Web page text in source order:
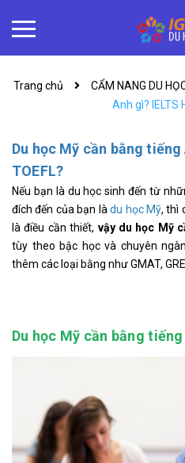
Trang chủ CẨM NANG DU
Anh gì? IELTS
Du học Mỹ cần bằng tiếng
TOEFL?
Nếu bạn là du học sinh đến từ
đích đến của bạn làdu học Mỹ, thì
là điều cần thiết, vậy du học Mỹ
tùy theo bậc học và chuyên
thêm các loại bằng như GMAT, GRE
Du học Mỹ cần bằng